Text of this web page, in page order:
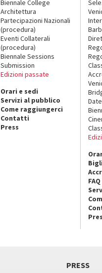
Biennale College
Architettura
Partecipazioni Nazionali
(procedura)
Eventi Collaterali
(procedura)
Biennale Sessions
Submission
Edizioni passate
Orari e sedi
Servizi al pubblico
Come raggiungerci
Contatti
Press
FAQ
PRESS